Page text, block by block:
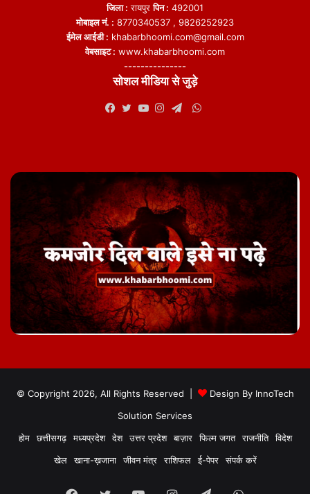
जिला : रायपुरपिन : 492001
मोबाइल नं. : 8770340537 , 9826252923
ईमेल आईडी : khabarbhoomi.com@gmail.com
वेबसाइट : www.khabarbhoomi.com
---------------
सोशल मीडिया से जुड़े
WhatsApp
© Copyright 2026, All Rights Reserved | Design By InnoTech
Solution Services
होम
छत्तीसगढ़ मध्यप्रदेश देश उत्तर प्रदेश बाज़ार फिल्म जगत राजनीति
विदेश
खेल
खाना-ख़जाना जीवन मंत्र राशिफल ई-पेपर संपर्क करें